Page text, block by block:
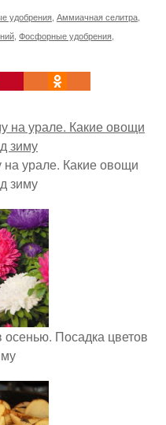
удобрения Аммиачная селитра
Фосфорные удобрения
урале. Какие овощи
зиму
осенью. Посадка цветов